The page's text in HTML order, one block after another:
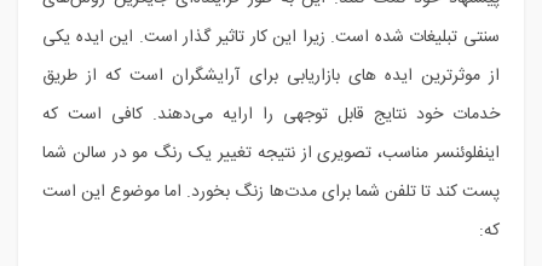
سنتی تبلیغات شده است. زیرا این کار تاثیر گذار است. این ایده یکی
از موثرترین ایده های بازاریابی برای آرایشگران است که از طریق
خدمات خود نتایج قابل توجهی را ارایه می‌دهند. کافی است که
اینفلوئنسر مناسب، تصویری از نتیجه تغییر یک رنگ مو در سالن شما
پست کند تا تلفن شما برای مدت‌ها زنگ بخورد. اما موضوع این است
که: